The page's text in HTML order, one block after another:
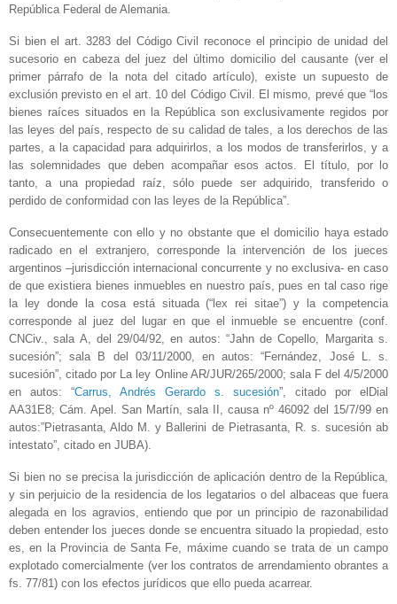
República Federal de Alemania.
Si bien el art. 3283 del Código Civil reconoce el principio de unidad del
sucesorio en cabeza del juez del último domicilio del causante (ver el
primer párrafo de la nota del citado artículo), existe un supuesto de
exclusión previsto en el art. 10 del Código Civil. El mismo, prevé que “los
bienes raíces situados en la República son exclusivamente regidos por
las leyes del país, respecto de su calidad de tales, a los derechos de las
partes, a la capacidad para adquirirlos, a los modos de transferirlos, y a
las solemnidades que deben acompañar esos actos. El título, por lo
tanto, a una propiedad raíz, sólo puede ser adquirido, transferido o
perdido de conformidad con las leyes de la República”.
Consecuentemente con ello y no obstante que el domicilio haya estado
radicado en el extranjero, corresponde la intervención de los jueces
argentinos –jurisdicción internacional concurrente y no exclusiva- en caso
de que existiera bienes inmuebles en nuestro país, pues en tal caso rige
la ley donde la cosa está situada (“lex rei sitae”) y la competencia
corresponde al juez del lugar en que el inmueble se encuentre (conf.
CNCiv., sala A, del 29/04/92, en autos: “Jahn de Copello, Margarita s.
sucesión”; sala B del 03/11/2000, en autos: “Fernández, José L. s.
sucesión”, citado por La ley Online AR/JUR/265/2000; sala F del 4/5/2000
en autos: “Carrus, Andrés Gerardo s. sucesión”, citado por elDial
AA31E8; Cám. Apel. San Martín, sala II, causa nº 46092 del 15/7/99 en
autos:”Pietrasanta, Aldo M. y Ballerini de Pietrasanta, R. s. sucesión ab
intestato”, citado en JUBA).
Si bien no se precisa la jurisdicción de aplicación dentro de la República,
y sin perjuicio de la residencia de los legatarios o del albaceas que fuera
alegada en los agravios, entiendo que por un principio de razonabilidad
deben entender los jueces donde se encuentra situado la propiedad, esto
es, en la Provincia de Santa Fe, máxime cuando se trata de un campo
explotado comercialmente (ver los contratos de arrendamiento obrantes a
fs. 77/81) con los efectos jurídicos que ello pueda acarrear.